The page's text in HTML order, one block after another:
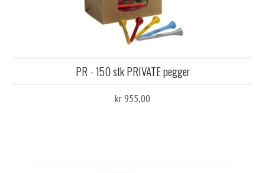
PR - 150 stk PRIVATE pegger
kr 955,00